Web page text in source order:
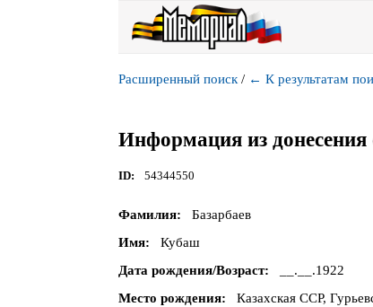
Расширенный поиск / ← К результатам
Информация из донесения
ID 54344550
Фамилия
Базарбаев
Имя
Кубаш
Дата рождения/Возраст
__.__.1922
Место рождения
Казахская ССР,